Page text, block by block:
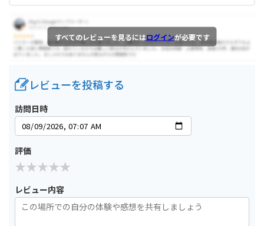
すべてのレビューを見るにはログインが必要です
レビューを投稿する
訪問日時
評価
レビュー内容